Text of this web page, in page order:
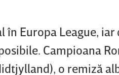
în Europa League,
Campioana
o remiză